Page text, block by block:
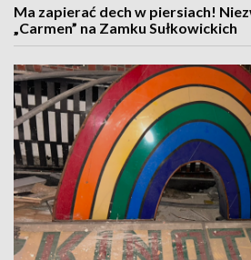
Ma zapierać dech w piersiach!
„Carmen” na Zamku Sułkowickich